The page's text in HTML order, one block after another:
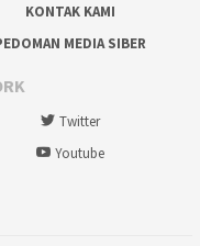
KONTAK KAMI
MEDIA SIBER
Twitter
Youtube